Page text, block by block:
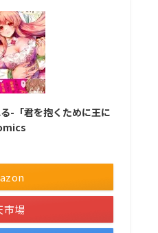
-「君を抱くために王に
市場